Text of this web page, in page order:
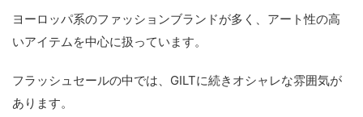
ヨーロッパ系のファッションブランドが多く、アート性の高
いアイテムを中心に扱っています。
フラッシュセールの中では、GILTに続きオシャレな雰囲気が
あります。